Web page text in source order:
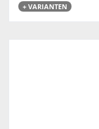
+ VARIANTEN